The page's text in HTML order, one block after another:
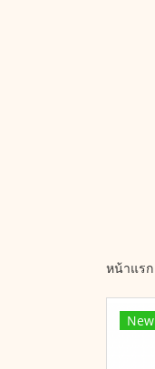
หน้าแรก
New